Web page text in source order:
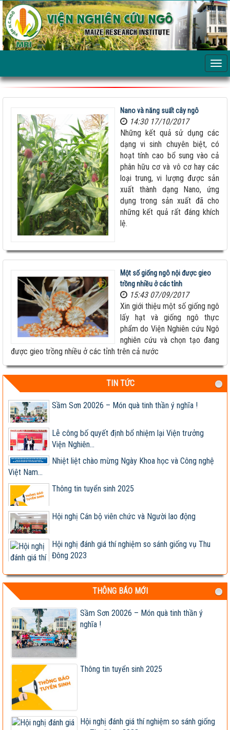
Nano và năng suất cây ngô
14:30 17/10/2017
Những kết quả sử dụng các
dạng vi sinh chuyên biệt, có
hoạt tính cao bổ sung vào cả
phân hữu cơ và vô cơ hay các
loại trung, vi lượng được sản
xuất thành dạng Nano, ứng
dụng trong sản xuất đã cho
những kết quả rất đáng khích
lệ.
Một số giống ngô nội được gieo
trồng nhiều ở các tỉnh
15:43 07/09/2017
Xin giới thiệu một số giống ngô
lấy hạt và giống ngô thực
phẩm do Viện Nghiên cứu Ngô
nghiên cứu và chọn tạo đang
được gieo trồng nhiều ở các tỉnh trên cả nước
TIN TỨC
cũng hay!
Khi nào chấm dứt chi hàng tỷ đô nhập khẩu ngô?
HỘI THẢO KHOA HỌC “TỔNG KẾT CÔNG TÁC
NGHIÊN CỨU KHOA HỌC VÀ...
Giúp nông dân sản xuất ngô sinh khối theo tư duy
Thông báo tuyển dụng 2022
Sầm Sơn 20026 – Món quà tinh thần ý nghĩa !
Lễ công bố quyết định bổ nhiệm lại Viện trưởng
Viện Nghiên...
Nhiệt liệt chào mừng Ngày Khoa học và Công nghệ
Việt Nam...
Thông tin tuyển sinh 2025
Hội nghị Cán bộ viên chức và Người lao động
Hội nghị đánh giá thí nghiệm so sánh giống vụ Thu
Đông 2023
Giống ngô lai TM181 đóng bắp kín, lõi nhỏ, chịu
bệnh tốt,...
Hợp tác nghiên cứu, phát triển sản xuất và kinh
doanh các...
Lễ ký kết Biên bản ghi nhớ hợp tác nghiên cứu, phát
triển...
Viện khoa học trụ vững trong cơ chế thị trường -
Viện trưởng...
Tập đoàn Lộc Trời nhận chuyển giao, cung cấp
Giống đã được công nhận lưu hành bị sản xuất, kinh
doanh...
THÔNG BÁO MỚI
Sầm Sơn 20026 – Món quà tinh thần ý
nghĩa !
Thông tin tuyển sinh 2025
Hội nghị đánh giá thí nghiệm so sánh giống